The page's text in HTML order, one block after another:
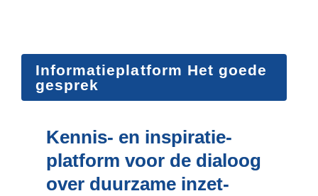
Informatieplatform Het goede
gesprek
Kennis- en inspiratie-
platform voor de dialoog
over duurzame inzet­